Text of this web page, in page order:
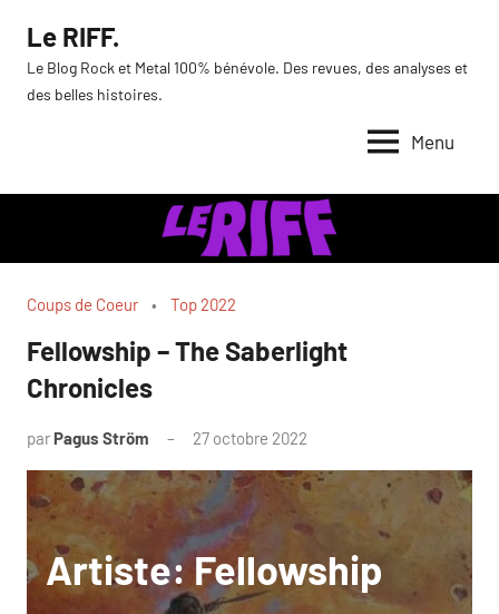
contenu
Le RIFF.
Le Blog Rock et Metal 100% bénévole. Des revues, des analyses et
des belles histoires.
Menu
Coups de Coeur Top 2022
Fellowship – The Saberlight
Chronicles
parPagus Ström 27 octobre 2022
Artiste: Fellowship